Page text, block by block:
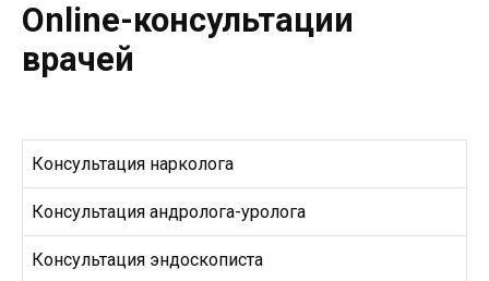
Online-консультации
врачей
Консультация нарколога
Консультация андролога-уролога
Консультация эндоскописта